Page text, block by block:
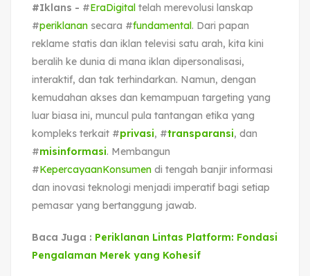
#Iklans - #EraDigital telah merevolusi lanskap
#periklanan secara #fundamental. Dari papan
reklame statis dan iklan televisi satu arah, kita kini
beralih ke dunia di mana iklan dipersonalisasi,
interaktif, dan tak terhindarkan. Namun, dengan
kemudahan akses dan kemampuan targeting yang
luar biasa ini, muncul pula tantangan etika yang
kompleks terkait #privasi, #transparansi, dan
#misinformasi. Membangun
#KepercayaanKonsumen di tengah banjir informasi
dan inovasi teknologi menjadi imperatif bagi setiap
pemasar yang bertanggung jawab.
Baca Juga : Periklanan Lintas Platform: Fondasi
Pengalaman Merek yang Kohesif